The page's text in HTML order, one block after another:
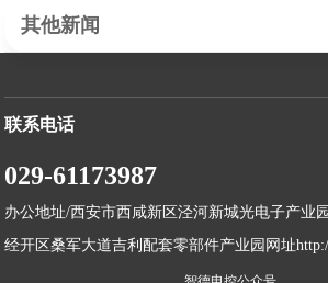
其他新闻
联系电话
029-61173987
办公地址/西安市西咸新区泾河新城光电子产业
经开区桑军大道吉利配套零部件产业园网址